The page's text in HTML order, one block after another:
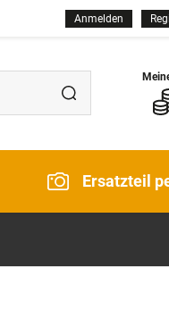
Anmelden
Ersatzteil